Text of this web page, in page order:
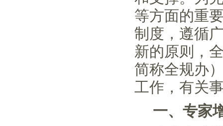
等方面的重
制度，遵循
新的原则，
简称全规办
工作，有关
一、专家